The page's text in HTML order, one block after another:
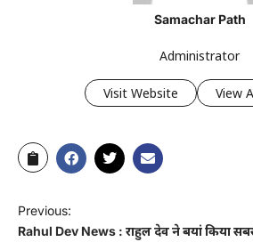
Samachar Path
Administrator
Visit Website View
Previous:
Rahul Dev News : राहुल देव ने बयां किया